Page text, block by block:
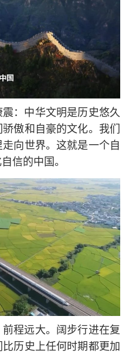
：中华文明是历史悠久
傲和自豪的文化。我们
向世界。这就是一个自
信的中国。
程远大。阔步行进在复
历史上任何时期都更加